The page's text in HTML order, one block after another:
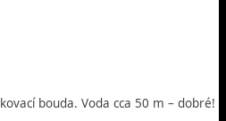
bouda. Voda cca 50 m – dobré!